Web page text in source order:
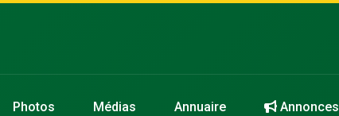
Photos Médias Annuaire Annonces